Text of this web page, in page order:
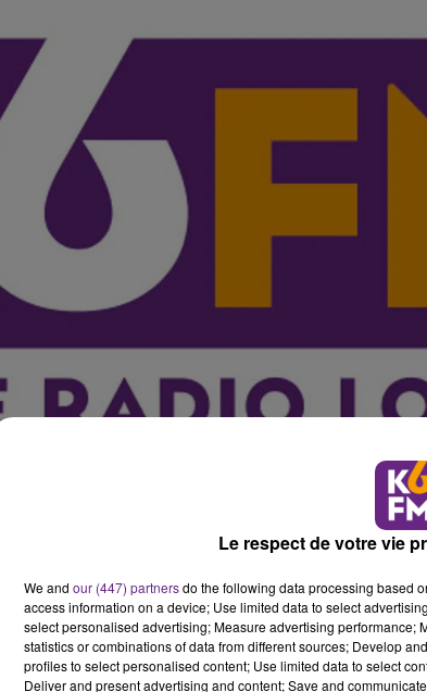
Constitution, qui souhaite y inscrire l'�?tat
Nationale ce mercredi. Découvrez les
de Côte-d'Or n'ont pas fait front : Si Laurent
Bouziane elle, s'est prononcée contre.
Le respect de votre vie
We and our (447) partnersdo the following data processing based
access information on a device; Use limited data to select
select personalised advertising; Measure advertising performance;
statistics or combinations of data from different sources; Develop
profiles to select personalised content; Use limited data to select
Deliver and present advertising and content; Save and